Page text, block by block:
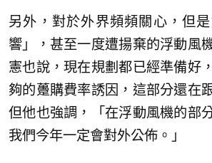
另外，對於外界頻頻關心，但
響」，甚至一度遭揚棄的浮動風
憲也說，現在規劃都已經準備好
夠的躉購費率誘因，這部分還在
但他也強調，「在浮動風機的部
我們今年一定會對外公佈。」